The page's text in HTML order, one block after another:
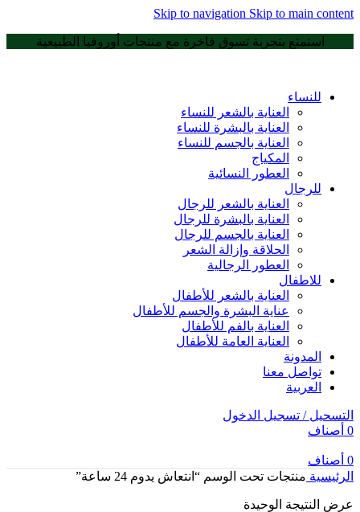
Skip to navigation Skip to main content
استمتع بتجربة تسوق فاخرة مع منتجات أوروفيا الطبيعية
للنساء
العناية بالشعر للنساء
العناية بالبشرة للنساء
العناية بالجسم للنساء
المكياج
العطور النسائية
للرجال
العناية بالشعر للرجال
العناية بالبشرة للرجال
العناية بالجسم للرجال
الحلاقة وإزالة الشعر
العطور الرجالية
للاطفال
العناية بالشعر للأطفال
عناية البشرة والجسم للأطفال
العناية بالفم للأطفال
العناية العامة للأطفال
المدونة
تواصل معنا
العربية
التسحيل / تسجيل الدخول
0 أصناف
0 أصناف
الرئيسية منتجات تحت الوسم “انتعاش يدوم 24 ساعة”
عرض النتيجة الوحيدة